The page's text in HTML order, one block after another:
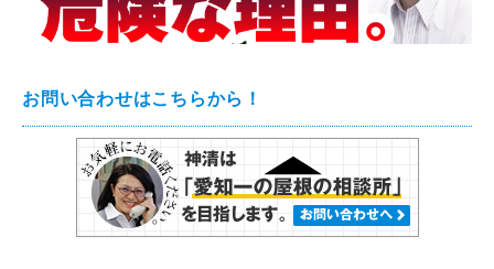
お問い合わせはこちらから！